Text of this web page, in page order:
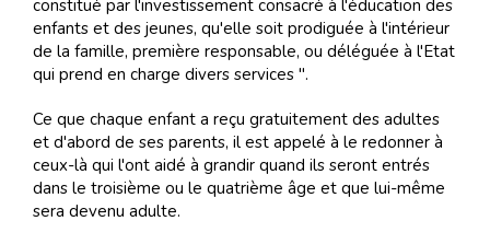
constitué par l'investissement consacré à l'éducation des
enfants et des jeunes, qu'elle soit prodiguée à l'intérieur
de la famille, première responsable, ou déléguée à l'Etat
qui prend en charge divers services ".
Ce que chaque enfant a reçu gratuitement des adultes
et d'abord de ses parents, il est appelé à le redonner à
ceux-là qui l'ont aidé à grandir quand ils seront entrés
dans le troisième ou le quatrième âge et que lui-même
sera devenu adulte.